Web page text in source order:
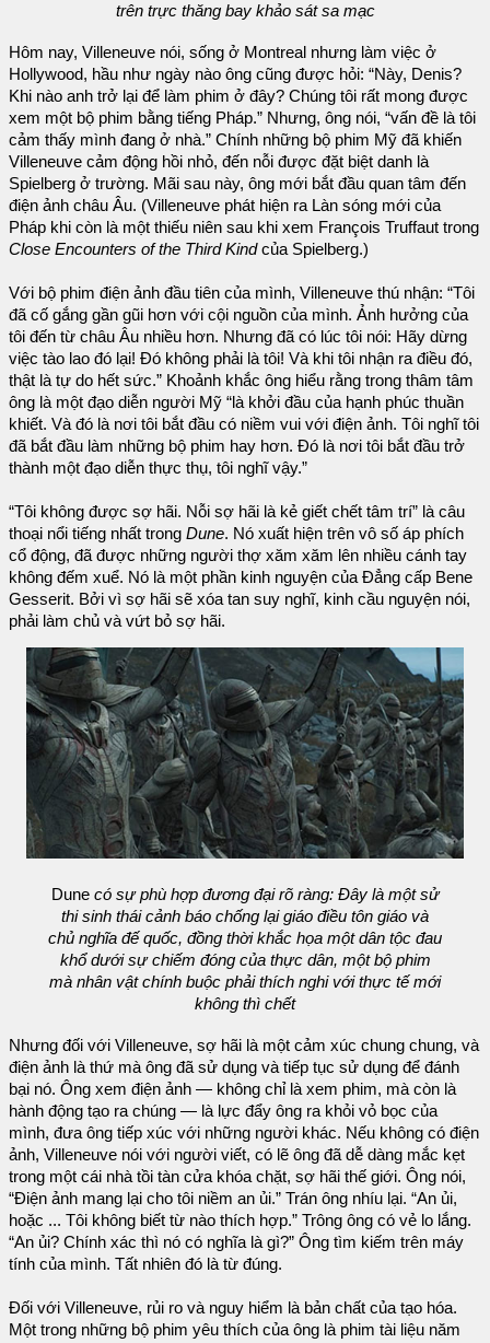
trên trực thăng bay khảo sát sa mạc
Hôm nay, Villeneuve nói, sống ở Montreal nhưng làm việc ở
Hollywood, hầu như ngày nào ông cũng được hỏi: “Này, Denis?
Khi nào anh trở lại để làm phim ở đây? Chúng tôi rất mong được
xem một bộ phim bằng tiếng Pháp.” Nhưng, ông nói, “vấn đề là tôi
cảm thấy mình đang ở nhà.” Chính những bộ phim Mỹ đã khiến
Villeneuve cảm động hồi nhỏ, đến nỗi được đặt biệt danh là
Spielberg ở trường. Mãi sau này, ông mới bắt đầu quan tâm đến
điện ảnh châu Âu. (Villeneuve phát hiện ra Làn sóng mới của
Pháp khi còn là một thiếu niên sau khi xem François Truffaut trong
Close Encounters of the Third Kindcủa Spielberg.)
Với bộ phim điện ảnh đầu tiên của mình, Villeneuve thú nhận: “Tôi
đã cố gắng gần gũi hơn với cội nguồn của mình. Ảnh hưởng của
tôi đến từ châu Âu nhiều hơn. Nhưng đã có lúc tôi nói: Hãy dừng
việc tào lao đó lại! Đó không phải là tôi! Và khi tôi nhận ra điều đó,
thật là tự do hết sức.” Khoảnh khắc ông hiểu rằng trong thâm tâm
ông là một đạo diễn người Mỹ “là khởi đầu của hạnh phúc thuần
khiết. Và đó là nơi tôi bắt đầu có niềm vui với điện ảnh. Tôi nghĩ tôi
đã bắt đầu làm những bộ phim hay hơn. Đó là nơi tôi bắt đầu trở
thành một đạo diễn thực thụ, tôi nghĩ vậy.”
“Tôi không được sợ hãi. Nỗi sợ hãi là kẻ giết chết tâm trí” là câu
thoại nổi tiếng nhất trong Dune. Nó xuất hiện trên vô số áp phích
cổ động, đã được những người thợ xăm xăm lên nhiều cánh tay
không đếm xuể. Nó là một phần kinh nguyện của Đẳng cấp Bene
Gesserit. Bởi vì sợ hãi sẽ xóa tan suy nghĩ, kinh cầu nguyện nói,
phải làm chủ và vứt bỏ sợ hãi.
Dune có sự phù hợp đương đại rõ ràng: Đây là một sử
thi sinh thái cảnh báo chống lại giáo điều tôn giáo và
chủ nghĩa đế quốc, đồng thời khắc họa một dân tộc đau
khổ dưới sự chiếm đóng của thực dân, một bộ phim
mà nhân vật chính buộc phải thích nghi với thực tế mới
không thì chết
Nhưng đối với Villeneuve, sợ hãi là một cảm xúc chung chung, và
điện ảnh là thứ mà ông đã sử dụng và tiếp tục sử dụng để đánh
bại nó. Ông xem điện ảnh — không chỉ là xem phim, mà còn là
hành động tạo ra chúng — là lực đẩy ông ra khỏi vỏ bọc của
mình, đưa ông tiếp xúc với những người khác. Nếu không có điện
ảnh, Villeneuve nói với người viết, có lẽ ông đã dễ dàng mắc kẹt
trong một cái nhà tồi tàn cửa khóa chặt, sợ hãi thế giới. Ông nói,
“Điện ảnh mang lại cho tôi niềm an ủi.” Trán ông nhíu lại. “An ủi,
hoặc ... Tôi không biết từ nào thích hợp.” Trông ông có vẻ lo lắng.
“An ủi? Chính xác thì nó có nghĩa là gì?” Ông tìm kiếm trên máy
tính của mình. Tất nhiên đó là từ đúng.
Đối với Villeneuve, rủi ro và nguy hiểm là bản chất của tạo hóa.
Một trong những bộ phim yêu thích của ông là phim tài liệu năm